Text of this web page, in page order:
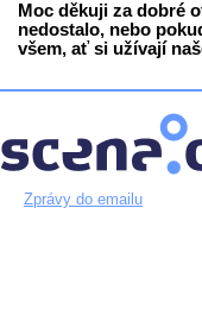
Moc děkuji za dobré
nedostalo, nebo
všem, ať si užívají
Zprávy do emailu